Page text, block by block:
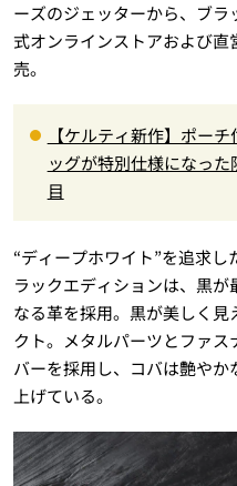
ーズのジェッターから、ブ
式オンラインストアおよび
売。
【ケルティ新作】ポー
ッグが特別仕様になっ
目
“ディープホワイト”を追求
ラックエディションは、黒
なる革を採用。黒が美しく
クト。メタルパーツとファ
バーを採用し、コバは艶や
上げている。